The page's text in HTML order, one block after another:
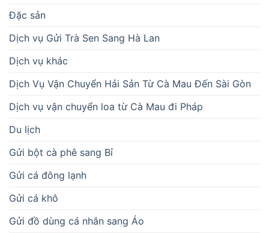
Đặc sản
Dịch vụ Gửi Trà Sen Sang Hà Lan
Dịch vụ khác
Dịch Vụ Vận Chuyển Hải Sản Từ Cà Mau Đến Sài Gòn
Dịch vụ vận chuyển loa từ Cà Mau đi Pháp
Du lịch
Gửi bột cà phê sang Bỉ
Gửi cá đông lạnh
Gửi cá khô
Gửi đồ dùng cá nhân sang Áo